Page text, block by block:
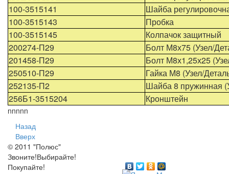
100-3515141
Шайба
100-3515143
Пробка
100-3515145
Колпачок защитный
200274-П29
Болт М8х75 (Узел/
201458-П29
Болт М8х1,25х25
250510-П29
Гайка М8 (Узел/
252135-П2
Шайба 8 пружинная
256Б1-3515204
Кронштейн
nnnnn
Назад
Вверх
© 2011 "Полюс"
Звоните!Выбирайте!
Покупайте!